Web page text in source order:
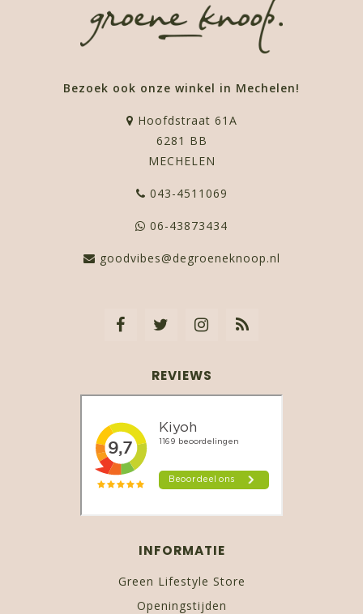
Bezoek ook onze winkel in Mechelen!
Hoofdstraat 61A
6281 BB
MECHELEN
043-4511069
06-43873434
goodvibes@degroeneknoop.nl
REVIEWS
INFORMATIE
Green Lifestyle Store
Openingstijden